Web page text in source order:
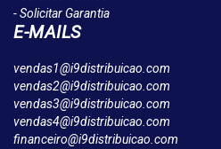
- Solicitar Garantia
E-MAILS
vendas1@i9distribuicao.com
vendas2@i9distribuicao.com
vendas3@i9distribuicao.com
vendas4@i9distribuicao.com
financeiro@i9distribuicao.com